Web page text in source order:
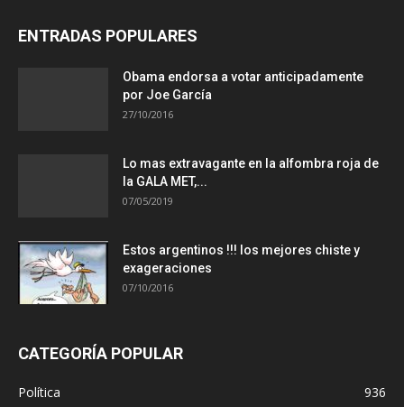
ENTRADAS POPULARES
Obama endorsa a votar anticipadamente
por Joe García
27/10/2016
Lo mas extravagante en la alfombra roja de
la GALA MET,...
07/05/2019
Estos argentinos !!! los mejores chiste y
exageraciones
07/10/2016
CATEGORÍA POPULAR
Política
936